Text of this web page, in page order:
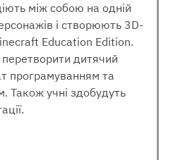
між собою на одній
і створюють 3D-
Education Edition.
дитячий
програмуванням та
Також учні здобудуть